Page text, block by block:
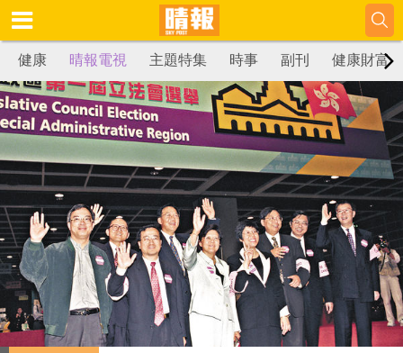
健康 晴報電視 主題特集 時事 副刊 健康財富